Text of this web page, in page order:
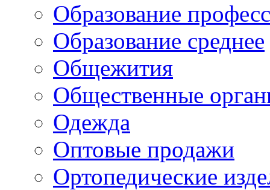
Образование
Образование среднее
Общежития
Общественные
Одежда
Оптовые продажи
Ортопедические